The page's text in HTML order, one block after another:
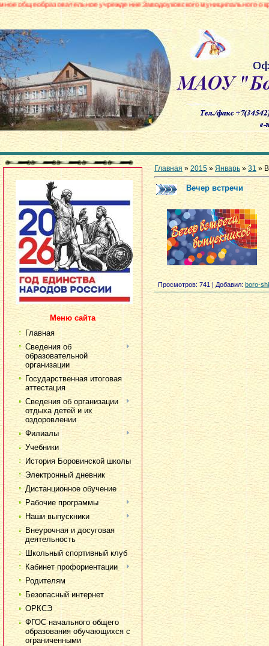
учреждение Заводоуковского муниципального округа
Меню сайта
Главная
Сведения об
образовательной
организации
Государственная итоговая
аттестация
Сведения об организации
отдыха детей и их
оздоровлении
Филиалы
Учебники
История Боровинской школы
Электронный дневник
Дистанционное обучение
Рабочие программы
Наши выпускники
Внеурочная и досуговая
деятельность
Школьный спортивный клуб
Кабинет профориентации
Родителям
Безопасный интернет
ОРКСЭ
ФГОС начального общего
образования обучающихся с
ограниченными
Главная »2015 » Январь » 31 »
Вечер встречи
Просмотров: 741 | Добавил: boro-